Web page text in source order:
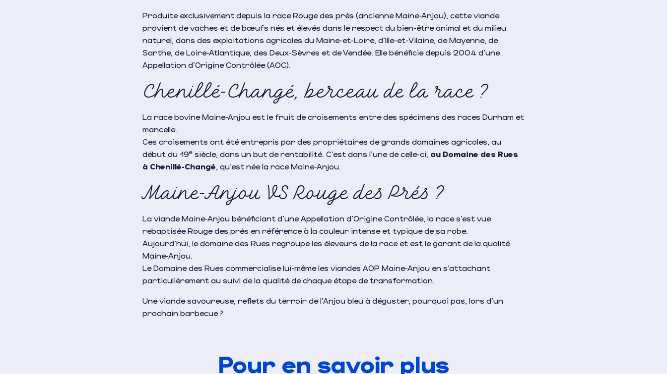
Produite exclusivement depuis la race Rouge des prés (ancienne Maine-Anjou), cette viande
provient de vaches et de bœufs nés et élevés dans le respect du bien-être animal et du milieu
naturel, dans des exploitations agricoles du Maine-et-Loire, d’Ille-et-Vilaine, de Mayenne, de
Sarthe, de Loire-Atlantique, des Deux-Sèvres et de Vendée. Elle bénéficie depuis 2004 d’une
Appellation d’Origine Contrôlée (AOC).
Chenillé-Changé, berceau de la race ?
La race bovine Maine-Anjou est le fruit de croisements entre des spécimens des races Durham et
mancelle.
Ces croisements ont été entrepris par des propriétaires de grands domaines agricoles, au
début du 19e siècle, dans un but de rentabilité. C’est dans l’une de celle-ci, au Domaine des Rues
à Chenillé-Changé , qu’est née la race Maine-Anjou.
Maine-Anjou VS Rouge des Prés ?
La viande Maine-Anjou bénéficiant d’une Appellation d’Origine Contrôlée, la race s’est vue
rebaptisée Rouge des prés en référence à la couleur intense et typique de sa robe.
Aujourd’hui, le domaine des Rues regroupe les éleveurs de la race et est le garant de la qualité
Maine-Anjou.
Le Domaine des Rues commercialise lui-même les viandes AOP Maine-Anjou en s’attachant
particulièrement au suivi de la qualité de chaque étape de transformation.
Une viande savoureuse, reflets du terroir de l’Anjou bleu à déguster, pourquoi pas, lors d’un
prochain barbecue ?
Pour en savoir plus